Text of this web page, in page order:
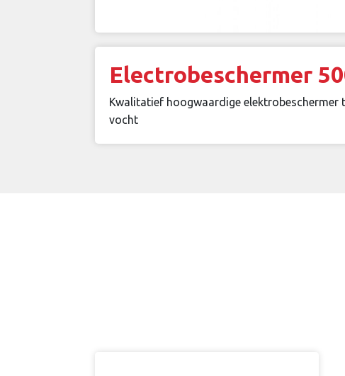
Electrobeschermer
Kwalitatief hoogwaardige
vocht